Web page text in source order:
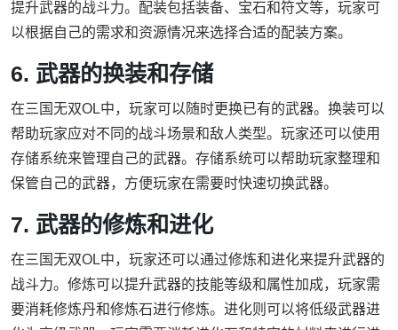
提升武器的战斗力。配装包括装备、宝石和符文等，玩家可
以根据自己的需求和资源情况来选择合适的配装方案。
6. 武器的换装和存储
在三国无双OL中，玩家可以随时更换已有的武器。换装可以
帮助玩家应对不同的战斗场景和敌人类型。玩家还可以使用
存储系统来管理自己的武器。存储系统可以帮助玩家整理和
保管自己的武器，方便玩家在需要时快速切换武器。
7. 武器的修炼和进化
在三国无双OL中，玩家还可以通过修炼和进化来提升武器的
战斗力。修炼可以提升武器的技能等级和属性加成，玩家需
要消耗修炼丹和修炼石进行修炼。进化则可以将低级武器进